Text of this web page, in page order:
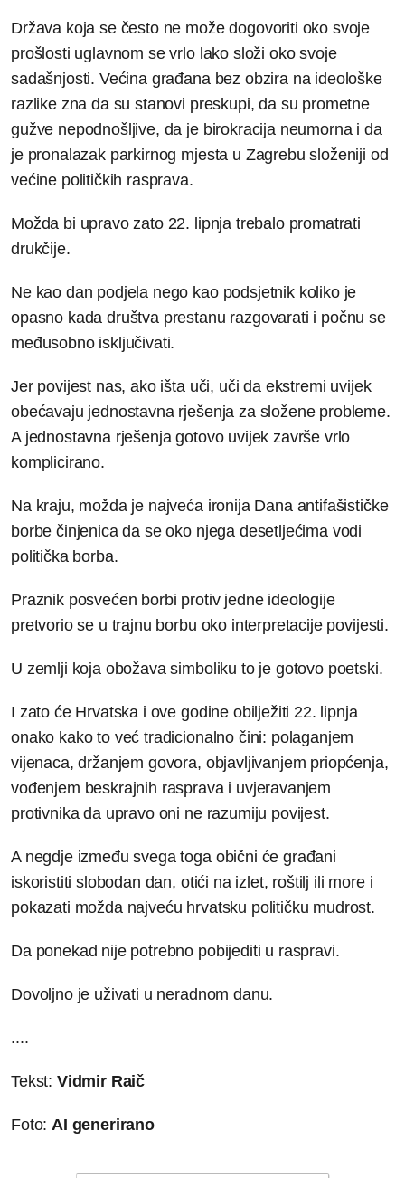
Država koja se često ne može dogovoriti oko svoje
prošlosti uglavnom se vrlo lako složi oko svoje
sadašnjosti. Većina građana bez obzira na ideološke
razlike zna da su stanovi preskupi, da su prometne
gužve nepodnošljive, da je birokracija neumorna i da
je pronalazak parkirnog mjesta u Zagrebu složeniji od
većine političkih rasprava.
Možda bi upravo zato 22. lipnja trebalo promatrati
drukčije.
Ne kao dan podjela nego kao podsjetnik koliko je
opasno kada društva prestanu razgovarati i počnu se
međusobno isključivati.
Jer povijest nas, ako išta uči, uči da ekstremi uvijek
obećavaju jednostavna rješenja za složene probleme.
A jednostavna rješenja gotovo uvijek završe vrlo
komplicirano.
Na kraju, možda je najveća ironija Dana antifašističke
borbe činjenica da se oko njega desetljećima vodi
politička borba.
Praznik posvećen borbi protiv jedne ideologije
pretvorio se u trajnu borbu oko interpretacije povijesti.
U zemlji koja obožava simboliku to je gotovo poetski.
I zato će Hrvatska i ove godine obilježiti 22. lipnja
onako kako to već tradicionalno čini: polaganjem
vijenaca, držanjem govora, objavljivanjem priopćenja,
vođenjem beskrajnih rasprava i uvjeravanjem
protivnika da upravo oni ne razumiju povijest.
A negdje između svega toga obični će građani
iskoristiti slobodan dan, otići na izlet, roštilj ili more i
pokazati možda najveću hrvatsku političku mudrost.
Da ponekad nije potrebno pobijediti u raspravi.
Dovoljno je uživati u neradnom danu.
....
Tekst: Vidmir Raič
Foto: AI generirano